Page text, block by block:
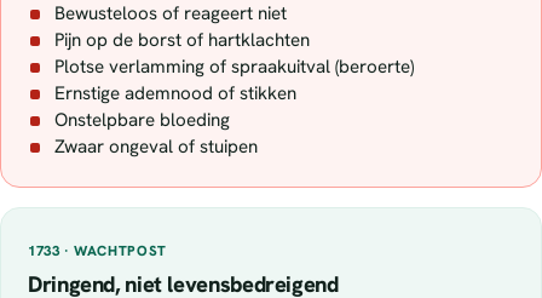
Bewusteloos of reageert niet
Pijn op de borst of hartklachten
Plotse verlamming of spraakuitval (beroerte)
Ernstige ademnood of stikken
Onstelpbare bloeding
Zwaar ongeval of stuipen
1733 · WACHTPOST
Dringend, niet levensbedreigend